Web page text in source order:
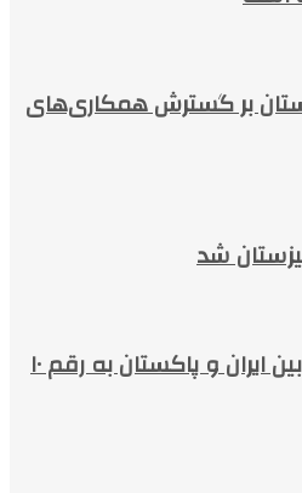
بر گسترش همکاری‌های
شد
افزایش حجم تجارت بین ایران و پاکستان به رقم ۱۰